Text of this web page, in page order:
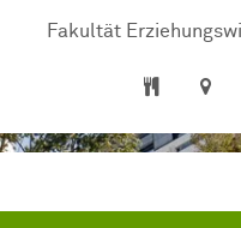
Fakultät